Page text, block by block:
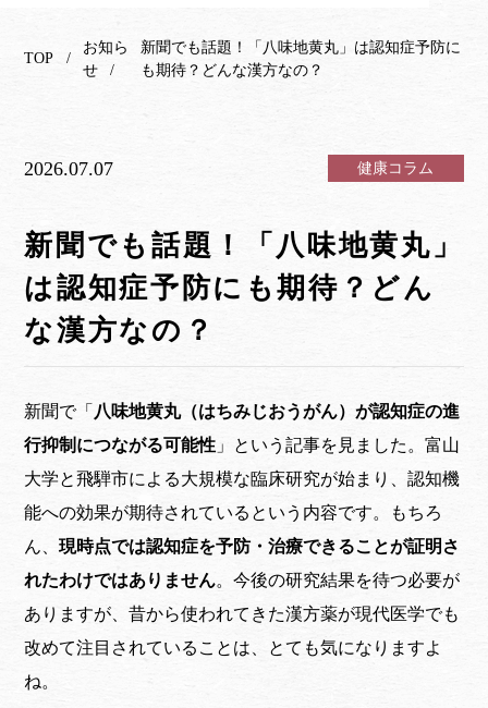
TOP
お知ら
せ
新聞でも話題！「八味地黄丸」は認知症予防に
も期待？どんな漢方なの？
2026.07.07 健康コラム
新聞でも話題！「八味地黄丸」
は認知症予防にも期待？どん
な漢方なの？
新聞で「 八味地黄丸（はちみじおうがん）が認知症の進
行抑制につながる可能性 」という記事を見ました。富山
大学と飛騨市による大規模な臨床研究が始まり、認知機
能への効果が期待されているという内容です。もちろ
ん、現時点では認知症を予防・治療できることが証明さ
れたわけではありません。今後の研究結果を待つ必要が
ありますが、昔から使われてきた漢方薬が現代医学でも
改めて注目されていることは、とても気になりますよ
ね。